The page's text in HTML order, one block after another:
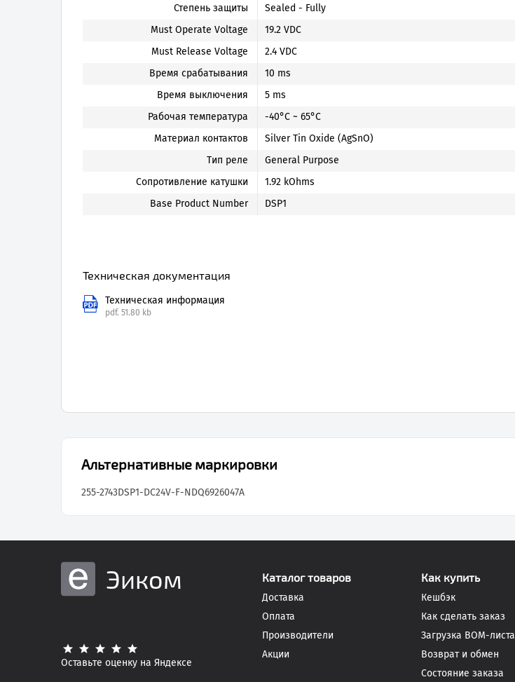
Степень защиты
Sealed - Fully
Must Operate Voltage
19.2 VDC
Must Release Voltage
2.4 VDC
Время срабатывания
10 ms
Время выключения
5 ms
Рабочая температура
-40°C ~ 65°C
Материал контактов
Silver Tin Oxide (AgSnO)
Тип реле
General Purpose
Сопротивление катушки
1.92 kOhms
Base Product Number
DSP1
Техническая документация
Техническая информация
pdf. 51.80 kb
Альтернативные маркировки
255-2743DSP1-DC24V-F-NDQ6926047A
Эиком
Оставьте оценку на Яндексе
Каталог товаров
Доставка
Оплата
Производители
Акции
Как купить
Кешбэк
Как сделать заказ
Загрузка BOM-листа
Возврат и обмен
Состояние заказа